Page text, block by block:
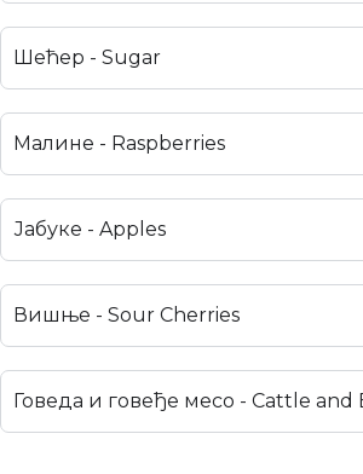
Шећер - Sugar
Малине - Raspberries
Јабуке - Apples
Вишње - Sour Cherries
Говеда и говеђе месо - Cattle and